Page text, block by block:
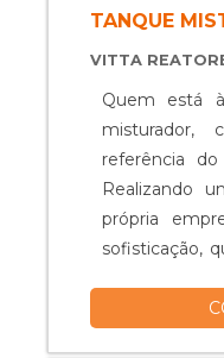
TANQUE
VITTA
Quem está
misturador,
referência
Realizando
própria
sofisticação,
misturador,